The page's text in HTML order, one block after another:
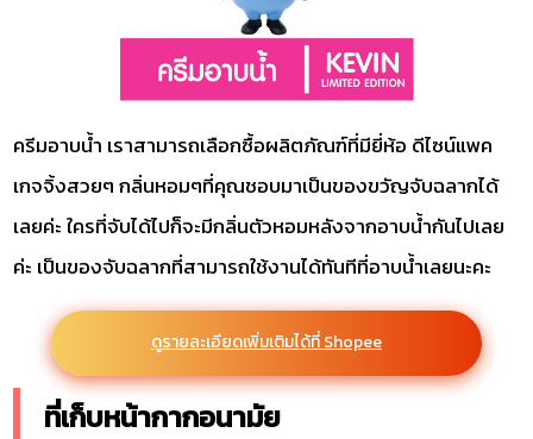
ครีมอาบน้ำ เราสามารถเลือกซื้อผลิตภัณฑ์ที่มียี่ห้อ ดีไซน์แพค
เกจจิ้งสวยๆ กลิ่นหอมๆที่คุณชอบมาเป็นของขวัญจับฉลากได้
เลยค่ะ ใครที่จับได้ไปก็จะมีกลิ่นตัวหอมหลังจากอาบน้ำกันไปเลย
ค่ะ เป็นของจับฉลากที่สามารถใช้งานได้ทันทีที่อาบน้ำเลยนะคะ
ดูรายละเอียดเพิ่มเติมได้ที่ Shopee
ที่เก็บหน้ากากอนามัย